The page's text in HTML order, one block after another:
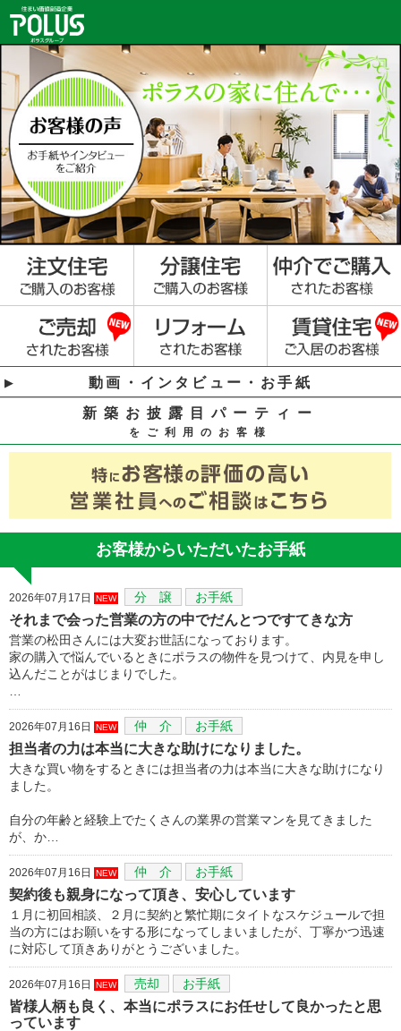
動画・インタビュー・お手紙
新築お披露目パーティー
をご利用のお客様
お客様からいただいたお手紙
2026年07月17日 NEW 分 譲 お手紙
それまで会った営業の方の中でだんとつですてきな方
営業の松田さんには大変お世話になっております。
家の購入で悩んでいるときにポラスの物件を見つけて、内見を申し
込んだことがはじまりでした。
2026年07月16日 NEW 仲 介 お手紙
担当者の力は本当に大きな助けになりました。
大きな買い物をするときには担当者の力は本当に大きな助けになり
ました。
自分の年齢と経験上でたくさんの業界の営業マンを見てきました
が、か…
2026年07月16日 NEW 仲 介 お手紙
契約後も親身になって頂き、安心しています
１月に初回相談、２月に契約と繁忙期にタイトなスケジュールで担
当の方にはお願いをする形になってしまいましたが、丁寧かつ迅速
に対応して頂きありがとうございました。
2026年07月16日 NEW 売却 お手紙
皆様人柄も良く、本当にポラスにお任せして良かったと思
っています